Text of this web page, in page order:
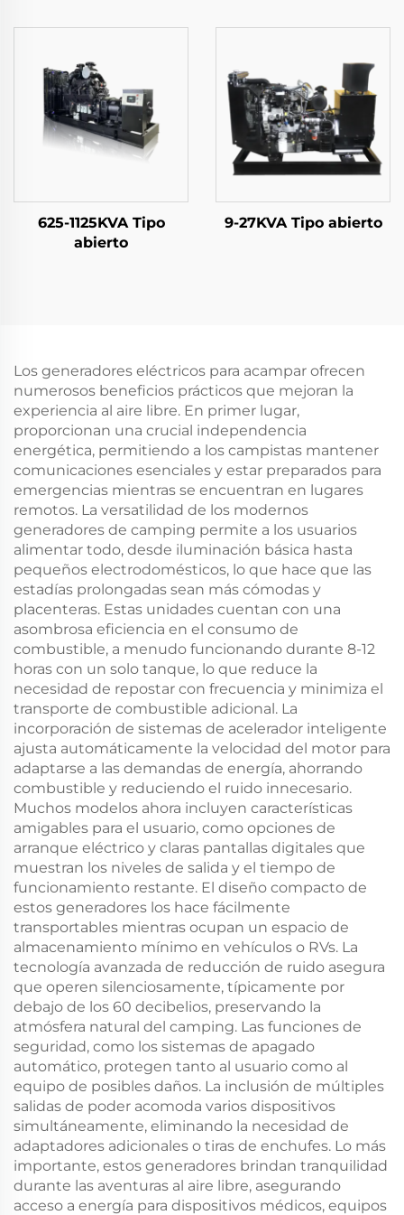
625-1125KVA Tipo
abierto
9-27KVA Tipo abierto
Los generadores eléctricos para acampar ofrecen
numerosos beneficios prácticos que mejoran la
experiencia al aire libre. En primer lugar,
proporcionan una crucial independencia
energética, permitiendo a los campistas mantener
comunicaciones esenciales y estar preparados para
emergencias mientras se encuentran en lugares
remotos. La versatilidad de los modernos
generadores de camping permite a los usuarios
alimentar todo, desde iluminación básica hasta
pequeños electrodomésticos, lo que hace que las
estadías prolongadas sean más cómodas y
placenteras. Estas unidades cuentan con una
asombrosa eficiencia en el consumo de
combustible, a menudo funcionando durante 8-12
horas con un solo tanque, lo que reduce la
necesidad de repostar con frecuencia y minimiza el
transporte de combustible adicional. La
incorporación de sistemas de acelerador inteligente
ajusta automáticamente la velocidad del motor para
adaptarse a las demandas de energía, ahorrando
combustible y reduciendo el ruido innecesario.
Muchos modelos ahora incluyen características
amigables para el usuario, como opciones de
arranque eléctrico y claras pantallas digitales que
muestran los niveles de salida y el tiempo de
funcionamiento restante. El diseño compacto de
estos generadores los hace fácilmente
transportables mientras ocupan un espacio de
almacenamiento mínimo en vehículos o RVs. La
tecnología avanzada de reducción de ruido asegura
que operen silenciosamente, típicamente por
debajo de los 60 decibelios, preservando la
atmósfera natural del camping. Las funciones de
seguridad, como los sistemas de apagado
automático, protegen tanto al usuario como al
equipo de posibles daños. La inclusión de múltiples
salidas de poder acomoda varios dispositivos
simultáneamente, eliminando la necesidad de
adaptadores adicionales o tiras de enchufes. Lo más
importante, estos generadores brindan tranquilidad
durante las aventuras al aire libre, asegurando
acceso a energía para dispositivos médicos, equipos